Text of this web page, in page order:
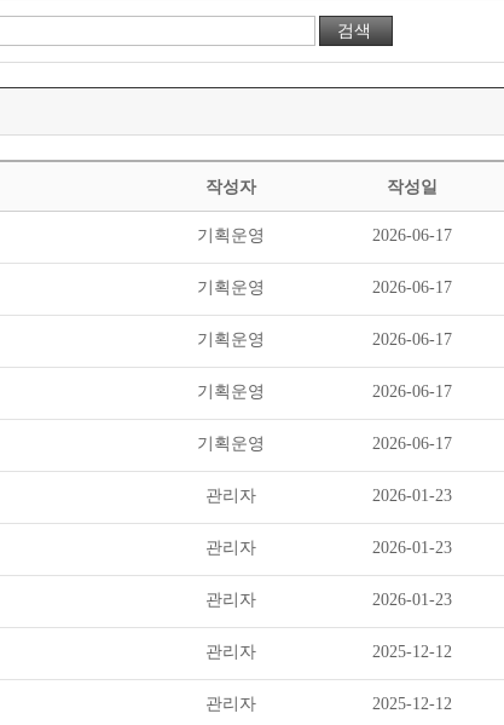
작성자 작성일
기획운영 2026-06-17
기획운영 2026-06-17
기획운영 2026-06-17
기획운영 2026-06-17
기획운영 2026-06-17
관리자 2026-01-23
관리자 2026-01-23
관리자 2026-01-23
관리자 2025-12-12
관리자 2025-12-12